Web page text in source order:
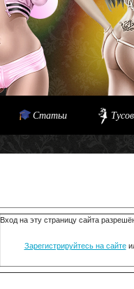
Статьи
Вход на эту страницу сайта
Зарегистрируйтесь на сайте